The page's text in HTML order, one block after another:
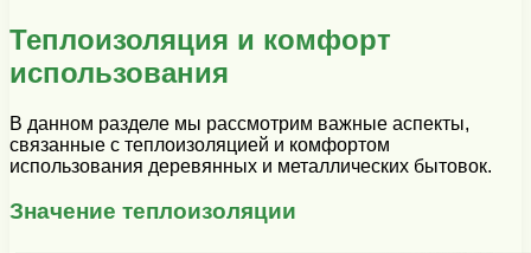
Теплоизоляция и комфорт
использования
В данном разделе мы рассмотрим важные аспекты,
связанные с теплоизоляцией и комфортом
использования деревянных и металлических бытовок.
Значение теплоизоляции